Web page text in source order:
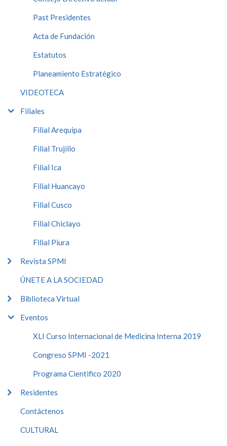
Past Presidentes
Acta de Fundación
Estatutos
Planeamiento Estratégico
VIDEOTECA
Filiales
Filial Arequipa
Filial Trujillo
Filial Ica
Filial Huancayo
Filial Cusco
Filial Chiclayo
Filial Piura
Revista SPMI
ÚNETE A LA SOCIEDAD
Biblioteca Virtual
Eventos
XLI Curso Internacional de Medicina Interna 2019
Congreso SPMI -2021
Programa Cientifico 2020
Residentes
Contáctenos
CULTURAL